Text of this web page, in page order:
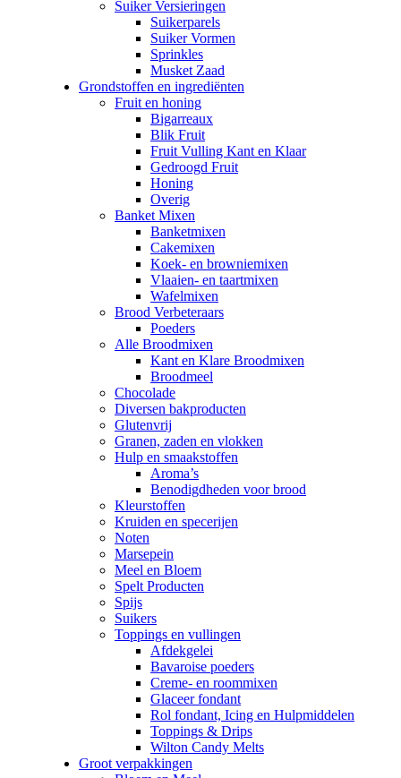
Suiker Versieringen
Suikerparels
Suiker Vormen
Sprinkles
Musket Zaad
Grondstoffen en ingrediënten
Fruit en honing
Bigarreaux
Blik Fruit
Fruit Vulling Kant en Klaar
Gedroogd Fruit
Honing
Overig
Banket Mixen
Banketmixen
Cakemixen
Koek- en browniemixen
Vlaaien- en taartmixen
Wafelmixen
Brood Verbeteraars
Poeders
Alle Broodmixen
Kant en Klare Broodmixen
Broodmeel
Chocolade
Diversen bakproducten
Glutenvrij
Granen, zaden en vlokken
Hulp en smaakstoffen
Aroma’s
Benodigdheden voor brood
Kleurstoffen
Kruiden en specerijen
Noten
Marsepein
Meel en Bloem
Spelt Producten
Spijs
Suikers
Toppings en vullingen
Afdekgelei
Bavaroise poeders
Creme- en roommixen
Glaceer fondant
Rol fondant, Icing en Hulpmiddelen
Toppings & Drips
Wilton Candy Melts
Groot verpakkingen